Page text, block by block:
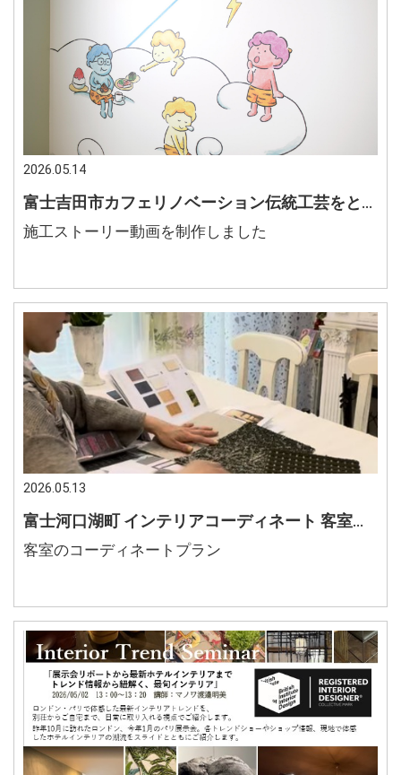
2026.05.14
富士吉田市カフェリノベーション伝統工芸をとりいれて落ち着いた店内
施工ストーリー動画を制作しました
2026.05.13
富士河口湖町 インテリアコーディネート 客室改装 くつろげる雰囲気
客室のコーディネートプラン